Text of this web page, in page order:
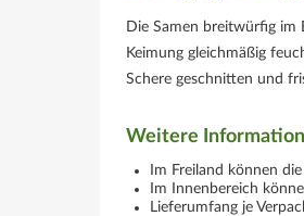
Die Samen breitwürfig im
Keimung gleichmäßig
Schere geschnitten und
Weitere
Im Freiland können
Im Innenbereich
Lieferumfang je